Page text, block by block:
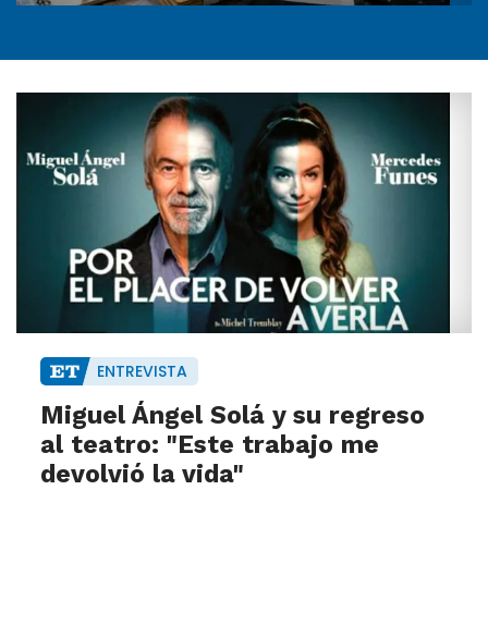
ENTREVISTA
Miguel Ángel Solá y su regreso
al teatro: "Este trabajo me
devolvió la vida"